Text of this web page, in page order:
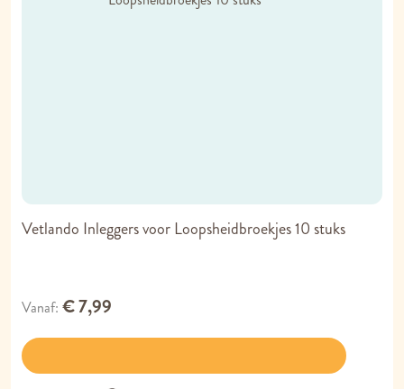
Vetlando Inleggers voor Loopsheidbroekjes 10 stuks
Vanaf € 7,99